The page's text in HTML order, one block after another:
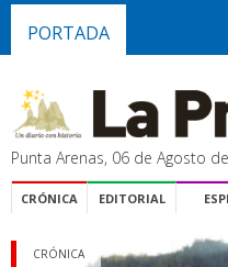
PORTADA
Punta Arenas, 06 de Agosto
CRÓNICA EDITORIAL
CRÓNICA